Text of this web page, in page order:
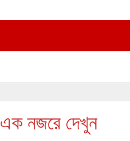
এক নজরে দেখুন